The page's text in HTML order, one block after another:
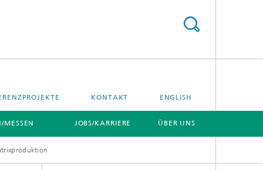
KONTAKT ENGLISH
JOBS/KARRIERE ÜBER UNS